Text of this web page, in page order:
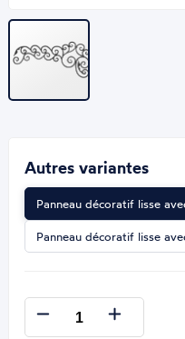
Autres variantes
Panneau décoratif lisse
Panneau décoratif lisse